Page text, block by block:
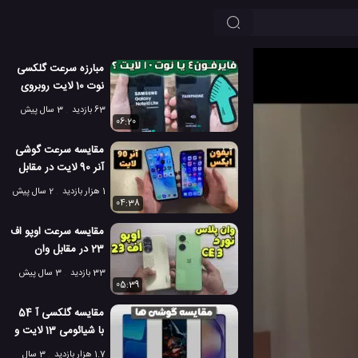
مبارزه سرعت گلکسی
نوت 10 لایت روبروی
فایرفون 4
63 بازدید
3 سال پیش
06:20
مقایسه سرعت گوشی
آنر 90 لایت در مقابل
آیفون ایکس اپل!1 هزار بازدید
2 سال پیش
04:38
مقایسه سرعت اوپو اف
23 در مقابل وان
پلاس نورد CE 3 لایت
33 بازدید
3 سال پیش
05:39
مقایسه گلکسی آ 54
با شیائومی 13 لایت و
پوکو ایکس 5 پرو!
1.7 هزار بازدید
3 سال